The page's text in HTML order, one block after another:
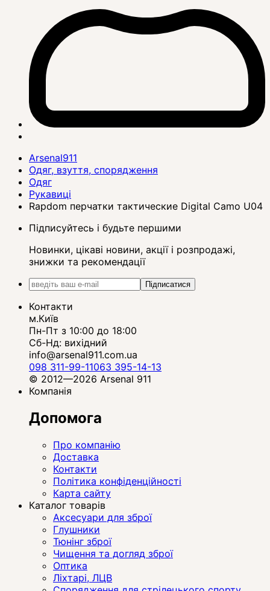
Arsenal911
Одяг, взуття, спорядження
Одяг
Рукавиці
Rapdom перчатки тактические Digital Camo U04
Підписуйтесь і будьте першими
Новинки, цікаві новини, акції і розпродажі,
знижки та рекомендації
Підписатися
Контакти
м.Київ
Пн-Пт з 10:00 до 18:00
Сб-Нд: вихідний
info@arsenal911.com.ua
098 311-99-11063 395-14-13
© 2012—2026 Arsenal 911
Компанія
Допомога
Про компанію
Доставка
Контакти
Політика конфіденційності
Карта сайту
Каталог товарів
Аксесуари для зброї
Глушники
Тюнінг зброї
Чищення та догляд зброї
Оптика
Ліхтарі, ЛЦВ